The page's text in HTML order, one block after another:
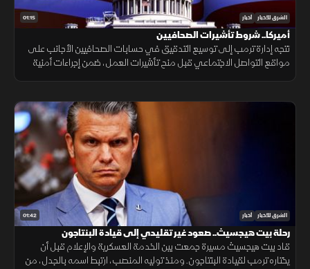
01:15 الشرق للأخبار أخبار
أميركا.. شروط تأشيرات الصحافيين
تتجه إدارة ترمب إلى توسيع التدقيق في حسابات الصحافيين الأجانب على
مواقع التواصل الاجتماعي قبل منح تأشيرات العمل، ضمن إجراءات أمنية
01:42 الشرق للأخبار أخبار
رحلة بيت هيجسيث.. صعود غير تقليدي إلى قيادة البنتاجون
قاد بيت هيجسيث مسيرة جمعت بين الخدمة العسكرية والإعلام قبل أن
يختاره ترمب لقيادة البنتاجون. ومنذ توليه المنصب، ارتبط اسمه بالجدل، من